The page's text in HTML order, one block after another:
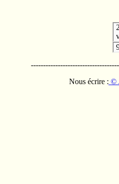
Nous écrire : ©